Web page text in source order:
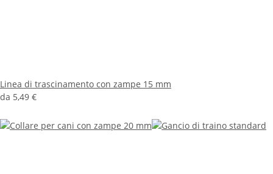
Linea di trascinamento con zampe 15 mm
da 5,49 €